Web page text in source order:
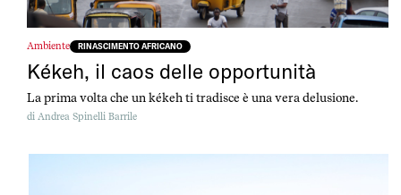
Ambiente RINASCIMENTO AFRICANO
Kékeh, il caos delle opportunità
La prima volta che un kékeh ti tradisce è una vera delusione.
di Andrea Spinelli Barrile